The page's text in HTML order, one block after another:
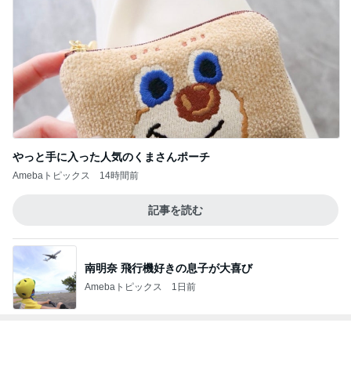
やっと手に入った人気のくまさんポーチ
Amebaトピックス 14時間前
記事を読む
南明奈 飛行機好きの息子が大喜び
Amebaトピックス 1日前